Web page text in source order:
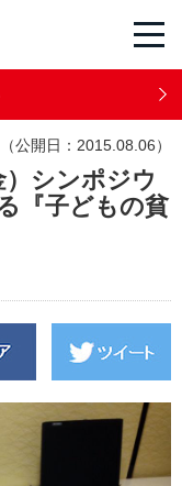
（公開日：2015.08.06）
）シンポジウ
『子どもの貧